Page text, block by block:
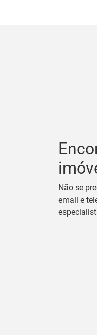
Não se
email e